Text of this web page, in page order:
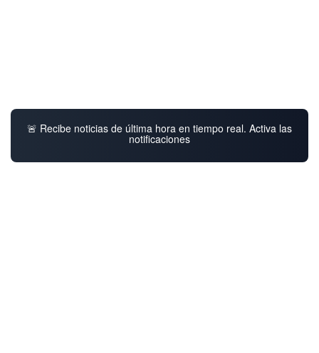
🚨 Recibe noticias de última hora en tiempo real. Activa las
notificaciones